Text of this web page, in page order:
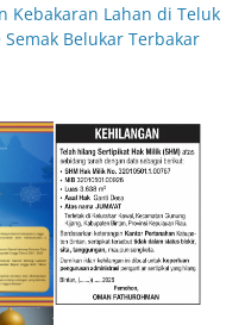
Kebakaran Lahan di Teluk
Belukar Terbakar